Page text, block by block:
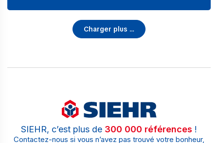
Charger plus …
SIEHR, c’est plus de 300 000 références !
Contactez-nous si vous n’avez pas trouvé votre bonheur,